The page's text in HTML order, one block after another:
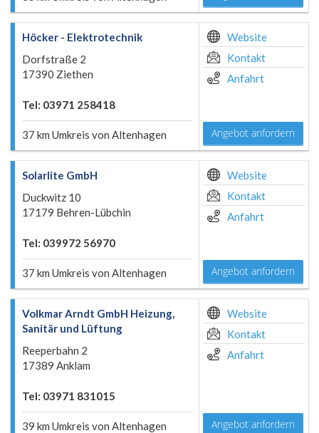
Höcker - Elektrotechnik
Dorfstraße 2
17390 Ziethen
Tel: 03971 258418
37 km Umkreis von Altenhagen
Website
Kontakt
Anfahrt
Angebot anfordern
Solarlite GmbH
Duckwitz 10
17179 Behren-Lübchin
Tel: 039972 56970
37 km Umkreis von Altenhagen
Website
Kontakt
Anfahrt
Angebot anfordern
Volkmar Arndt GmbH Heizung,
Sanitär und Lüftung
Reeperbahn 2
17389 Anklam
Tel: 03971 831015
39 km Umkreis von Altenhagen
Website
Kontakt
Anfahrt
Angebot anfordern